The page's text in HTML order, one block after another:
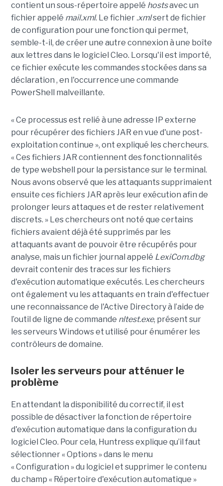
contient un sous-répertoire appelé hostsavec un
fichier appelé mail.xml. Le fichier .xmlsert de fichier
de configuration pour une fonction qui permet,
semble-t-il, de créer une autre connexion à une boîte
aux lettres dans le logiciel Cleo. Lorsqu'il est importé,
ce fichier exécute les commandes stockées dans sa
déclaration , en l'occurrence une commande
PowerShell malveillante.
« Ce processus est relié à une adresse IP externe
pour récupérer des fichiers JAR en vue d'une post-
exploitation continue », ont expliqué les chercheurs.
« Ces fichiers JAR contiennent des fonctionnalités
de type webshell pour la persistance sur le terminal.
Nous avons observé que les attaquants supprimaient
ensuite ces fichiers JAR après leur exécution afin de
prolonger leurs attaques et de rester relativement
discrets. » Les chercheurs ont noté que certains
fichiers avaient déjà été supprimés par les
attaquants avant de pouvoir être récupérés pour
analyse, mais un fichier journal appelé LexiCom.dbg
devrait contenir des traces sur les fichiers
d'exécution automatique exécutés. Les chercheurs
ont également vu les attaquants en train d'effectuer
une reconnaissance de l'Active Directory à l’aide de
l’outil de ligne de commande nltest.exe, présent sur
les serveurs Windows et utilisé pour énumérer les
contrôleurs de domaine.
Isoler les serveurs pour atténuer le
problème
En attendant la disponibilité du correctif, il est
possible de désactiver la fonction de répertoire
d'exécution automatique dans la configuration du
logiciel Cleo. Pour cela, Huntress explique qu’il faut
sélectionner « Options » dans le menu
« Configuration » du logiciel et supprimer le contenu
du champ « Répertoire d'exécution automatique »